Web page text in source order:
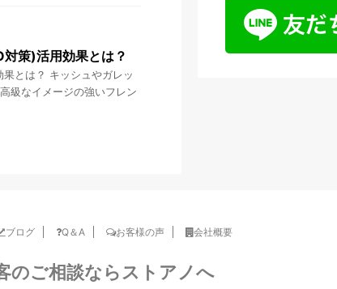
策)活用効果とは？
とは？ キッシュやガレッ
級なイメージの強いフレン
ブログ Q＆A お客様の声 会社概要
のご相談ならストアノへ